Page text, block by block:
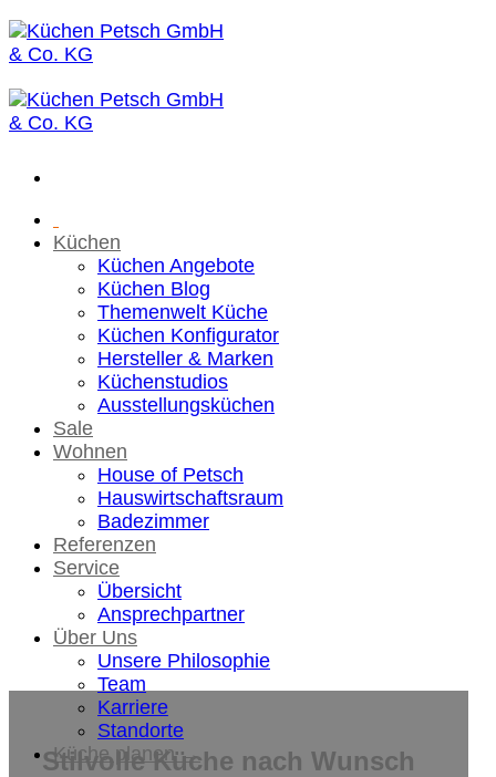
Zum
Inhalt
springen
Küchen
Küchen Angebote
Küchen Blog
Themenwelt Küche
Küchen Konfigurator
Hersteller & Marken
Küchenstudios
Ausstellungsküchen
Sale
Wohnen
House of Petsch
Hauswirtschaftsraum
Badezimmer
Referenzen
Service
Übersicht
Ansprechpartner
Über Uns
Unsere Philosophie
Team
Karriere
Standorte
Küche planen →
Stilvolle Küche nach Wunsch